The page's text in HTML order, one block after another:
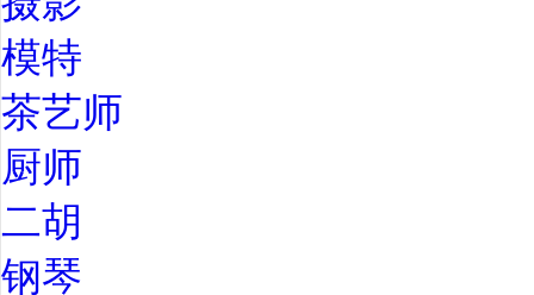
模特
茶艺师
厨师
二胡
钢琴